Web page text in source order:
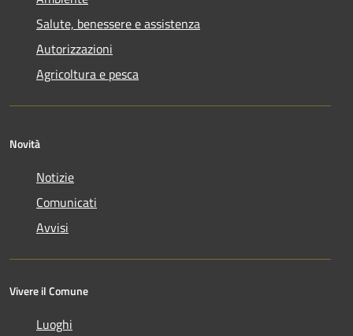
Salute, benessere e assistenza
Autorizzazioni
Agricoltura e pesca
Novità
Notizie
Comunicati
Avvisi
Vivere il Comune
Luoghi